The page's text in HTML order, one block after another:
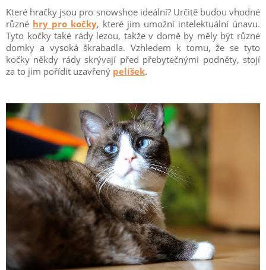
Které hračky jsou pro snowshoe ideální? Určitě budou vhodné
různé hry pro kočky, které jim umožní intelektuální únavu.
Tyto kočky také rády lezou, takže v domě by měly být různé
domky a vysoká škrabadla. Vzhledem k tomu, že se tyto
kočky někdy rády skrývají před přebytečnými podněty, stojí
za to jim pořídit uzavřený pelíšek.